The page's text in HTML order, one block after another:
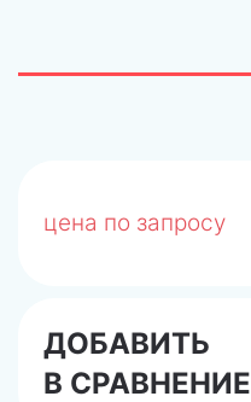
цена по запросу
ДОБАВИТЬ
В СРАВНЕНИЕ